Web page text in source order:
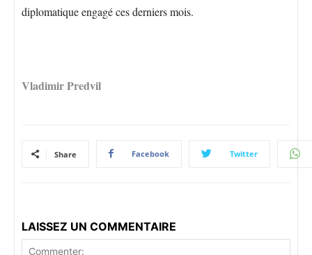
diplomatique engagé ces derniers mois.
Vladimir Predvil
Share Facebook Twitter
LAISSEZ UN COMMENTAIRE